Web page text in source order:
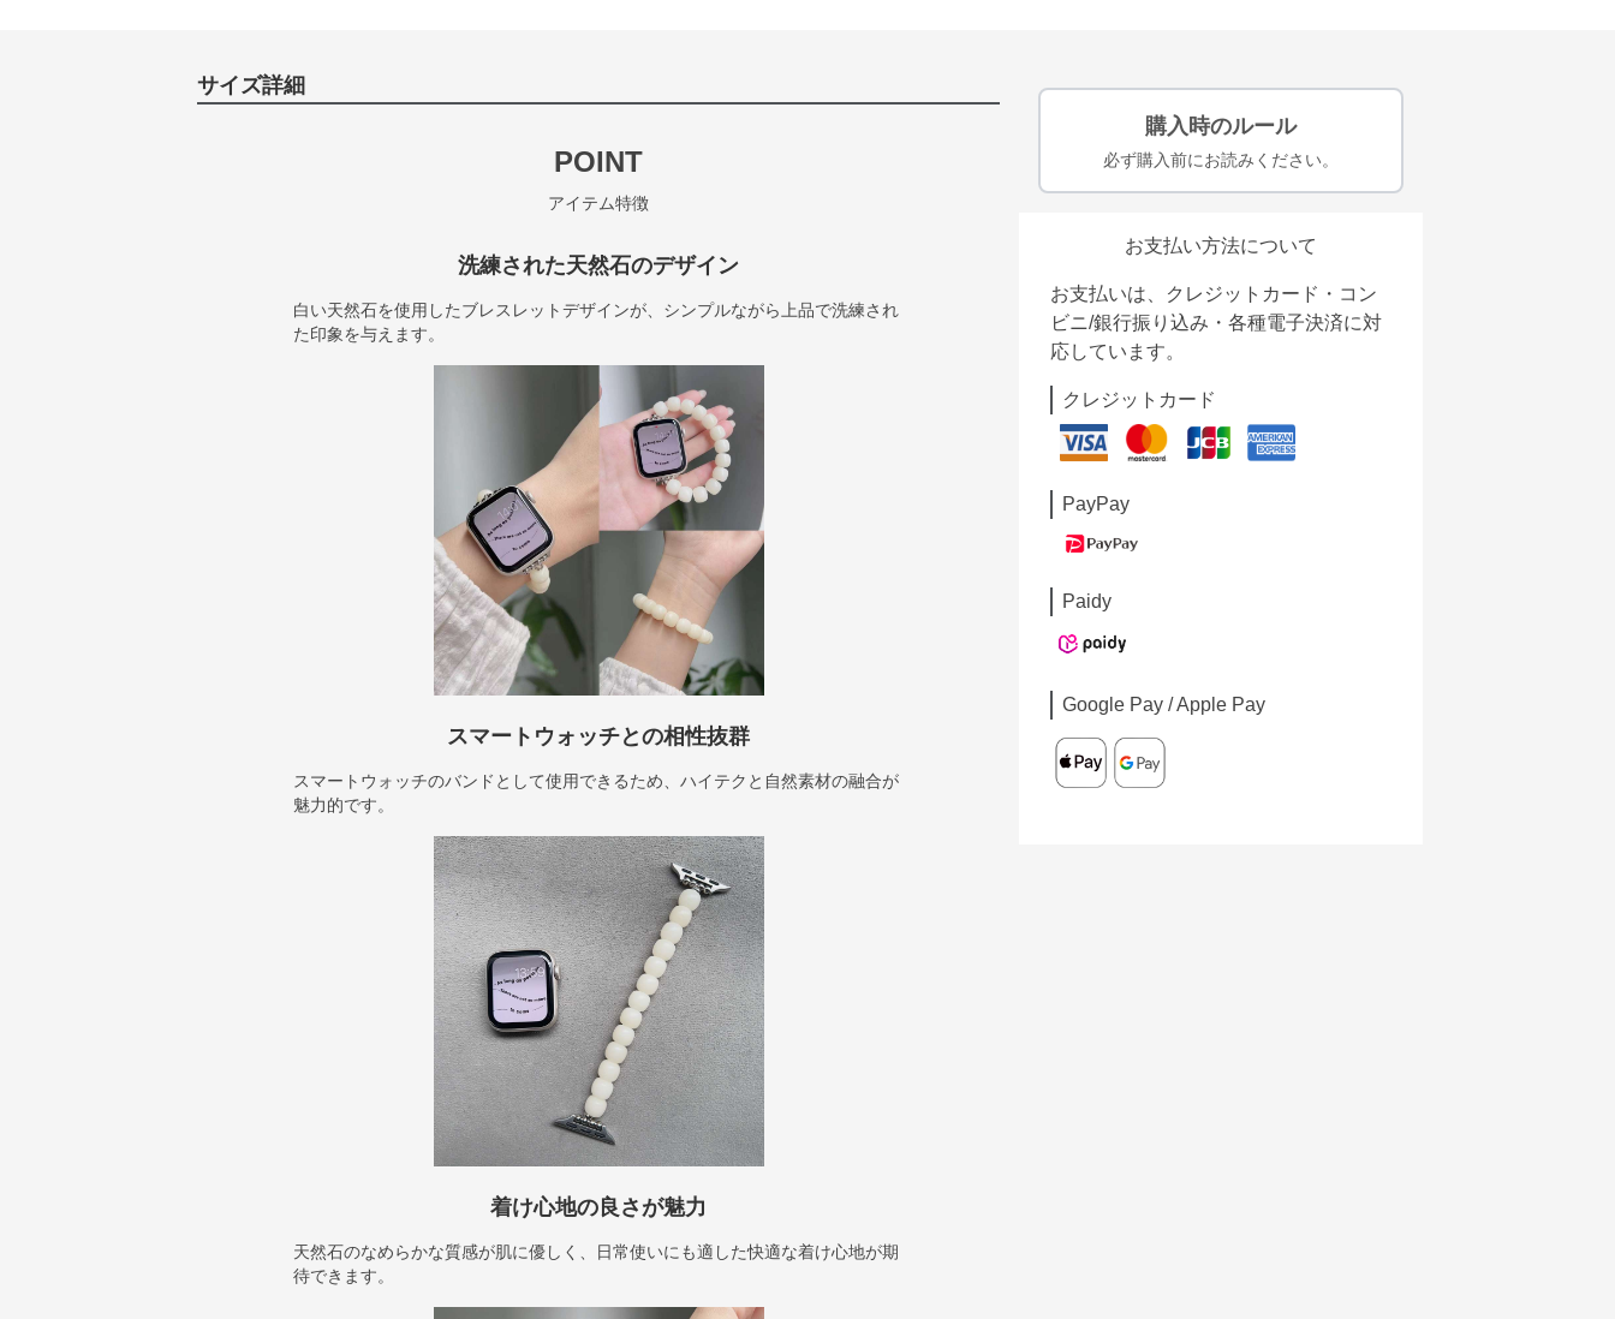
サイズ詳細
POINT
アイテム特徴
洗練された天然石のデザイン
白い天然石を使用したブレスレットデザインが、シンプルながら上品で洗練され
た印象を与えます。
スマートウォッチとの相性抜群
スマートウォッチのバンドとして使用できるため、ハイテクと自然素材の融合が
魅力的です。
着け心地の良さが魅力
天然石のなめらかな質感が肌に優しく、日常使いにも適した快適な着け心地が期
待できます。
購入時のルール
必ず購入前にお読みください。
お支払い方法について
お支払いは、クレジットカード・コン
ビニ/銀行振り込み・各種電子決済に対
応しています。
クレジットカード
PayPay
Paidy
Google Pay / Apple Pay